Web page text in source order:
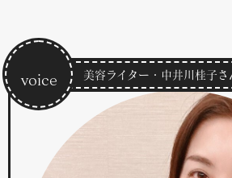
美容ライター・中井川桂子さ
voice